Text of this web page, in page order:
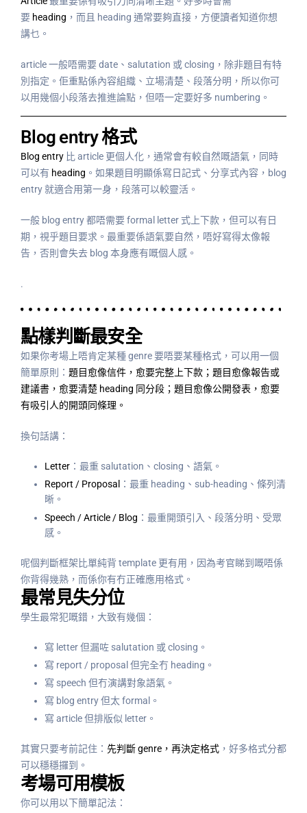
要 heading ，而且 heading 通常要夠直接，方便讀者知道你想
講乜。
article 一般唔需要 date、salutation 或 closing，除非題目有特
別指定。佢重點係內容組織、立場清楚、段落分明，所以你可
以用幾個小段落去推進論點，但唔一定要好多 numbering。
Blog entry 格式
Blog entry 比 article 更個人化，通常會有較自然嘅語氣，同時
可以有 heading 。如果題目明顯係寫日記式、分享式內容，blog
entry 就適合用第一身，段落可以較靈活。
一般 blog entry 都唔需要 formal letter 式上下款，但可以有日
期，視乎題目要求。最重要係語氣要自然，唔好寫得太像報
告，否則會失去 blog 本身應有嘅個人感。
.
點樣判斷最安全
如果你考場上唔肯定某種 genre 要唔要某種格式，可以用一個
簡單原則： 題目愈像信件，愈要完整上下款；題目愈像報告或
建議書，愈要清楚 heading 同分段；題目愈像公開發表，愈要
有吸引人的開頭同條理。
換句話講：
Letter ：最重 salutation、closing、語氣。
Report / Proposal
：最重 heading、sub-heading、條列清
晰。
Speech / Article / Blog ：最重開頭引入、段落分明、受眾
感。
呢個判斷框架比單純背 template 更有用，因為考官睇到嘅唔係
你背得幾熟，而係你有冇正確應用格式。
最常見失分位
學生最常犯嘅錯，大致有幾個：
寫 letter 但漏咗 salutation 或 closing。
寫 report / proposal 但完全冇 heading。
寫 speech 但冇演講對象語氣。
寫 blog entry 但太 formal。
寫 article 但排版似 letter。
其實只要考前記住： 先判斷 genre，再決定格式 ，好多格式分都
可以穩穩攞到。
考場可用模板
你可以用以下簡單記法：